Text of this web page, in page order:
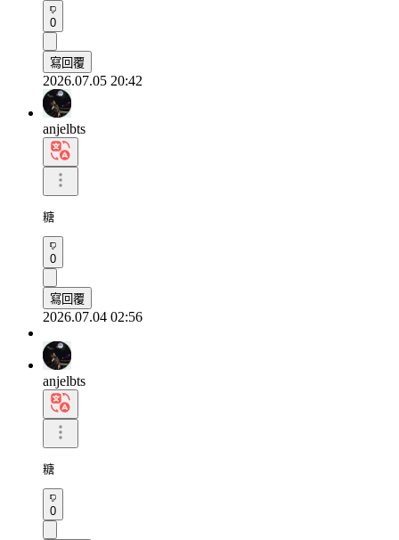
0
寫回覆
2026.07.05 20:42
anjelbts
糖
0
寫回覆
2026.07.04 02:56
anjelbts
糖
0